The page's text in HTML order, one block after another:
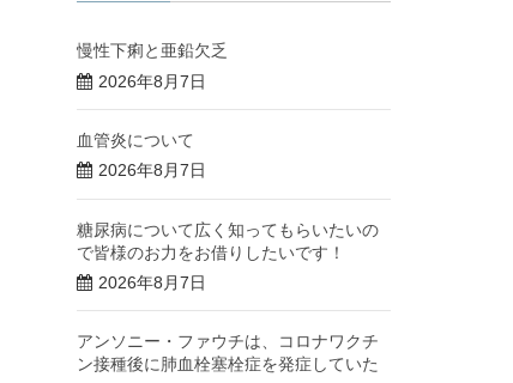
慢性下痢と亜鉛欠乏
2026年8月7日
血管炎について
2026年8月7日
糖尿病について広く知ってもらいたいの
で皆様のお力をお借りしたいです！
2026年8月7日
アンソニー・ファウチは、コロナワクチ
ン接種後に肺血栓塞栓症を発症していた